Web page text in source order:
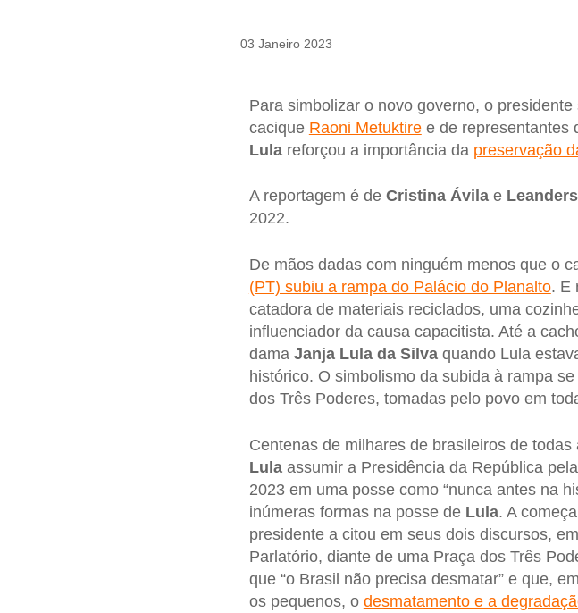
03 Janeiro 2023
Para simbolizar o novo governo, o
cacique Raoni Metuktiree de representantes
Lulareforçou a importância da preservação
A reportagem é de Cristina Ávilae
2022.
De mãos dadas com ninguém menos que o
(PT) subiu a rampa do Palácio do Planalto. E
catadora de materiais reciclados, uma
influenciador da causa capacitista. Até a
dama Janja Lula da Silvaquando Lula
histórico. O simbolismo da subida à rampa
dos Três Poderes, tomadas pelo povo em
Centenas de milhares de brasileiros de
Lulaassumir a Presidência da República
2023 em uma posse como “nunca antes na
inúmeras formas na posse de Lula. A
presidente a citou em seus dois discursos,
Parlatório, diante de uma Praça dos Três
que “o Brasil não precisa desmatar” e que,
os pequenos, o desmatamento e a